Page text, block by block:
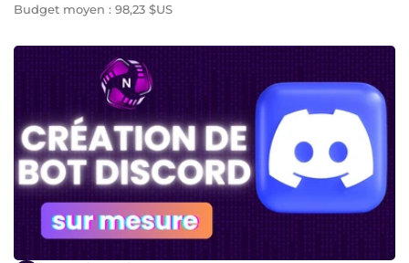
Budget moyen : 98,23 $US